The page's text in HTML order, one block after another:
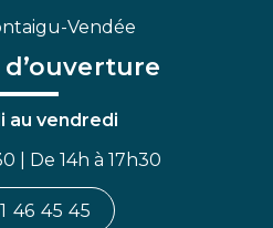
Vendée
d’ouverture
au vendredi
| De 14h à 17h30
46 45 45